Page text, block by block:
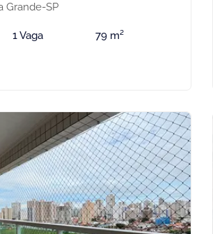
Grande-SP
1 Vaga 79 m²